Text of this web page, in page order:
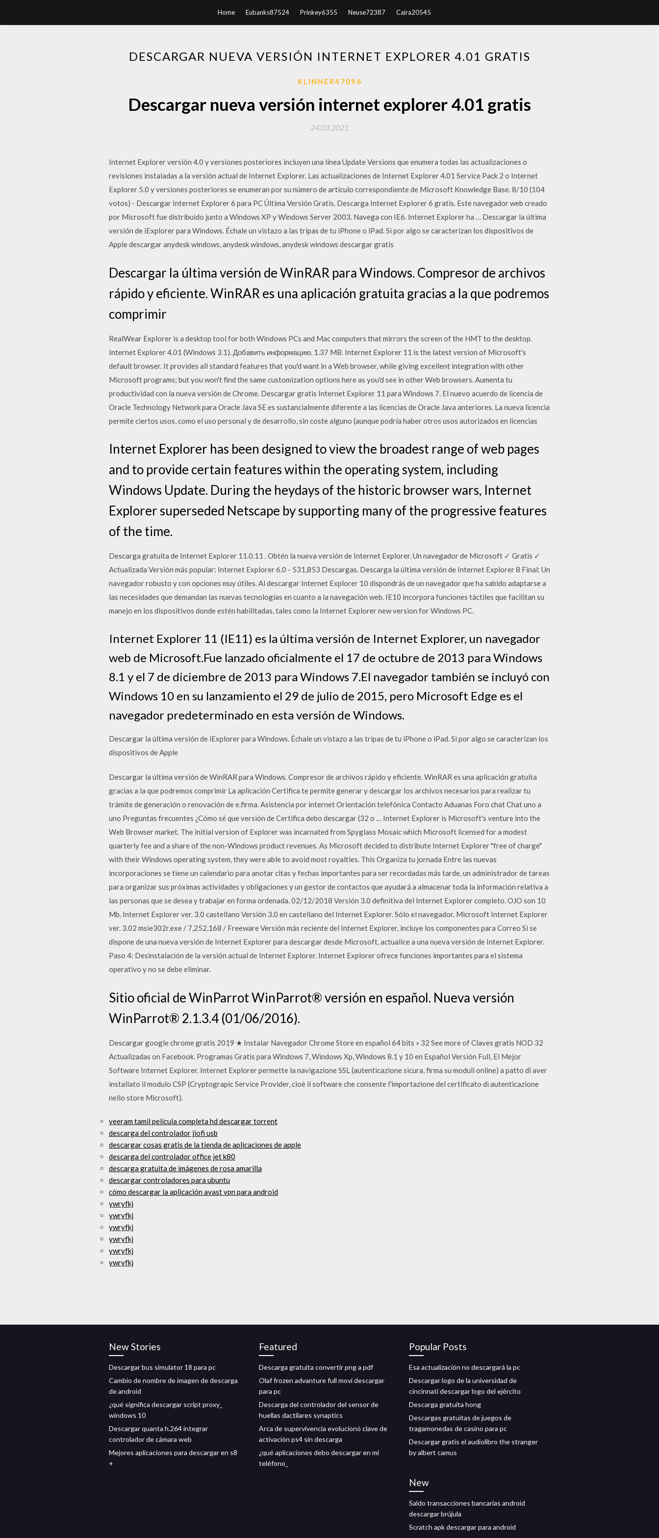
Home Eubanks87524 Prinkey6355 Neuse72387 Caira20545
DESCARGAR NUEVA VERSIÓN INTERNET EXPLORER 4.01 GRATIS
KLINNER47096
Descargar nueva versión internet explorer 4.01 gratis
24.03.2021
Internet Explorer versión 4.0 y versiones posteriores incluyen una línea Update Versions que enumera todas las actualizaciones o
revisiones instaladas a la versión actual de Internet Explorer. Las actualizaciones de Internet Explorer 4.01 Service Pack 2 o Internet
Explorer 5.0 y versiones posteriores se enumeran por su número de artículo correspondiente de Microsoft Knowledge Base. 8/10 (104
votos) - Descargar Internet Explorer 6 para PC Última Versión Gratis. Descarga Internet Explorer 6 gratis. Este navegador web creado
por Microsoft fue distribuido junto a Windows XP y Windows Server 2003. Navega con IE6. Internet Explorer ha … Descargar la última
versión de iExplorer para Windows. Échale un vistazo a las tripas de tu iPhone o iPad. Si por algo se caracterizan los dispositivos de
Apple descargar anydesk windows, anydesk windows, anydesk windows descargar gratis
Descargar la última versión de WinRAR para Windows. Compresor de archivos
rápido y eficiente. WinRAR es una aplicación gratuita gracias a la que podremos
comprimir
RealWear Explorer is a desktop tool for both Windows PCs and Mac computers that mirrors the screen of the HMT to the desktop.
Internet Explorer 4.01 (Windows 3.1). Добавить информацию. 1.37 MB. Internet Explorer 11 is the latest version of Microsoft's
default browser. It provides all standard features that you'd want in a Web browser, while giving excellent integration with other
Microsoft programs; but you won't find the same customization options here as you'd see in other Web browsers. Aumenta tu
productividad con la nueva versión de Chrome. Descargar gratis Internet Explorer 11 para Windows 7. El nuevo acuerdo de licencia de
Oracle Technology Network para Oracle Java SE es sustancialmente diferente a las licencias de Oracle Java anteriores. La nueva licencia
permite ciertos usos, como el uso personal y de desarrollo, sin coste alguno (aunque podría haber otros usos autorizados en licencias
Internet Explorer has been designed to view the broadest range of web pages
and to provide certain features within the operating system, including
Windows Update. During the heydays of the historic browser wars, Internet
Explorer superseded Netscape by supporting many of the progressive features
of the time.
Descarga gratuita de Internet Explorer 11.0.11 . Obtén la nueva versión de Internet Explorer. Un navegador de Microsoft ✓ Gratis ✓
Actualizada Versión más popular: Internet Explorer 6.0 - 531,853 Descargas. Descarga la última versión de Internet Explorer 8 Final: Un
navegador robusto y con opciones muy útiles. Al descargar Internet Explorer 10 dispondrás de un navegador que ha sabido adaptarse a
las necesidades que demandan las nuevas tecnologías en cuanto a la navegación web. IE10 incorpora funciones táctiles que facilitan su
manejo en los dispositivos donde estén habilitadas, tales como la Internet Explorer new version for Windows PC.
Internet Explorer 11 (IE11) es la última versión de Internet Explorer, un navegador
web de Microsoft.Fue lanzado oficialmente el 17 de octubre de 2013 para Windows
8.1 y el 7 de diciembre de 2013 para Windows 7.El navegador también se incluyó con
Windows 10 en su lanzamiento el 29 de julio de 2015, pero Microsoft Edge es el
navegador predeterminado en esta versión de Windows.
Descargar la última versión de iExplorer para Windows. Échale un vistazo a las tripas de tu iPhone o iPad. Si por algo se caracterizan los
dispositivos de Apple
Descargar la última versión de WinRAR para Windows. Compresor de archivos rápido y eficiente. WinRAR es una aplicación gratuita
gracias a la que podremos comprimir La aplicación Certifica te permite generar y descargar los archivos necesarios para realizar tu
trámite de generación o renovación de e.firma. Asistencia por internet Orientación telefónica Contacto Aduanas Foro chat Chat uno a
uno Preguntas frecuentes ¿Cómo sé que versión de Certifica debo descargar (32 o … Internet Explorer is Microsoft's venture into the
Web Browser market. The initial version of Explorer was incarnated from Spyglass Mosaic which Microsoft licensed for a modest
quarterly fee and a share of the non-Windows product revenues. As Microsoft decided to distribute Internet Explorer "free of charge"
with their Windows operating system, they were able to avoid most royalties. This Organiza tu jornada Entre las nuevas
incorporaciones se tiene un calendario para anotar citas y fechas importantes para ser recordadas más tarde, un administrador de tareas
para organizar sus próximas actividades y obligaciones y un gestor de contactos que ayudará a almacenar toda la información relativa a
las personas que se desea y trabajar en forma ordenada. 02/12/2018 Versión 3.0 definitiva del Internet Explorer completo. OJO son 10
Mb. Internet Explorer ver. 3.0 castellano Versión 3.0 en castellano del Internet Explorer. Sólo el navegador. Microsoft Internet Explorer
ver. 3.02 msie302r.exe / 7,252,168 / Freeware Versión más reciente del Internet Explorer, incluye los componentes para Correo Si se
dispone de una nueva versión de Internet Explorer para descargar desde Microsoft, actualice a una nueva versión de Internet Explorer.
Paso 4: Desinstalación de la versión actual de Internet Explorer. Internet Explorer ofrece funciones importantes para el sistema
operativo y no se debe eliminar.
Sitio oficial de WinParrot WinParrot® versión en español. Nueva versión
WinParrot® 2.1.3.4 (01/06/2016).
Descargar google chrome gratis 2019 ★ Instalar Navegador Chrome Store en español 64 bits » 32 See more of Claves gratis NOD 32
Actualizadas on Facebook. Programas Gratis para Windows 7, Windows Xp, Windows 8.1 y 10 en Español Versión Full, El Mejor
Software Internet Explorer. Internet Explorer permette la navigazione SSL (autenticazione sicura, firma su moduli online) a patto di aver
installato il modulo CSP (Cryptograpic Service Provider, cioè il software che consente l'importazione del certificato di autenticazione
nello store Microsoft).
veeram tamil película completa hd descargar torrent
descarga del controlador jiofi usb
descargar cosas gratis de la tienda de aplicaciones de apple
descarga del controlador office jet k80
descarga gratuita de imágenes de rosa amarilla
descargar controladores para ubuntu
cómo descargar la aplicación avast vpn para android
ywryfkj
ywryfkj
ywryfkj
ywryfkj
ywryfkj
ywryfkj
New Stories
Descargar bus simulator 18 para pc
Cambio de nombre de imagen de descarga
de android
¿qué significa descargar script proxy_
windows 10
Descargar quanta h.264 integrar
controlador de cámara web
Mejores aplicaciones para descargar en s8
+
Featured
Descarga gratuita convertir png a pdf
Olaf frozen advanture full movi descargar
para pc
Descarga del controlador del sensor de
huellas dactilares synaptics
Arca de supervivencia evolucionó clave de
activación ps4 sin descarga
¿qué aplicaciones debo descargar en mi
teléfono_
Popular Posts
Esa actualización no descargará la pc
Descargar logo de la universidad de
cincinnati descargar logo del ejército
Descarga gratuita hong
Descargas gratuitas de juegos de
tragamonedas de casino para pc
Descargar gratis el audiolibro the stranger
by albert camus
New
Saldo transacciones bancarias android
descargar brújula
Scratch apk descargar para android